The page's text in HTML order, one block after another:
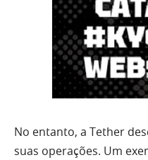
No entanto, a Tether
suas operações. Um